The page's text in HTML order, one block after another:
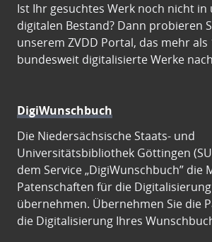
Ist Ihr gesuchtes Werk noch nicht in
digitalen Bestand? Dann probieren
unserem ZVDD Portal, das mehr als
bundesweit digitalisierte Werke
DigiWunschbuch
Die Niedersächsische Staats- und
Universitätsbibliothek Göttingen
dem Service „DigiWunschbuch” die
Patenschaften für die
übernehmen. Übernehmen Sie die
die Digitalisierung Ihres